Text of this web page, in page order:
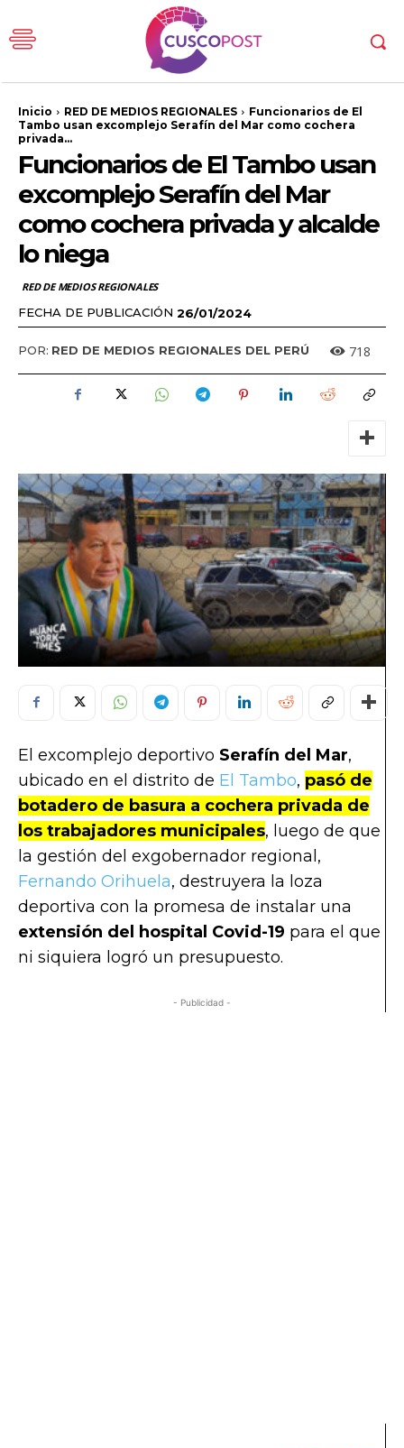
Inicio RED DE MEDIOS REGIONALES
Funcionarios de El
Tambo usan excomplejo Serafín del Mar como cochera
privada...
Funcionarios de El Tambo usan
excomplejo Serafín del Mar
como cochera privada y alcalde
lo niega
RED DE MEDIOS REGIONALES
FECHA DE PUBLICACIÓN 26/01/2024
POR: RED DE MEDIOS REGIONALES DEL PERÚ 718
El excomplejo deportivo Serafín del Mar,
ubicado en el distrito de El Tambo, pasó de
botadero de basura a cochera privada de
los trabajadores municipales, luego de que
la gestión del exgobernador regional,
Fernando Orihuela, destruyera la loza
deportiva con la promesa de instalar una
extensión del hospital Covid-19 para el que
ni siquiera logró un presupuesto.
- Publicidad -